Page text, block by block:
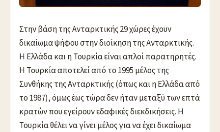
Στην βάση της Ανταρκτικής 29 χώρες έχουν
δικαίωμα ψήφου στην διοίκηση της Ανταρκτικής.
Η Ελλάδα και η Τουρκία είναι απλοί παρατηρητές.
Η Τουρκία αποτελεί από το 1995 μέλος της
Συνθήκης της Ανταρκτικής (όπως και η Ελλάδα από
το 1987), όμως έως τώρα δεν ήταν μεταξύ των επτά
κρατών που εγείρουν εδαφικές διεκδικήσεις. Η
Τουρκία θέλει να γίνει μέλος για να έχει δικαίωμα